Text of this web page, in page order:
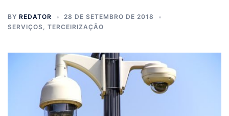
BY REDATOR
28 DE SETEMBRO DE 2018
SERVIÇOS, TERCEIRIZAÇÃO